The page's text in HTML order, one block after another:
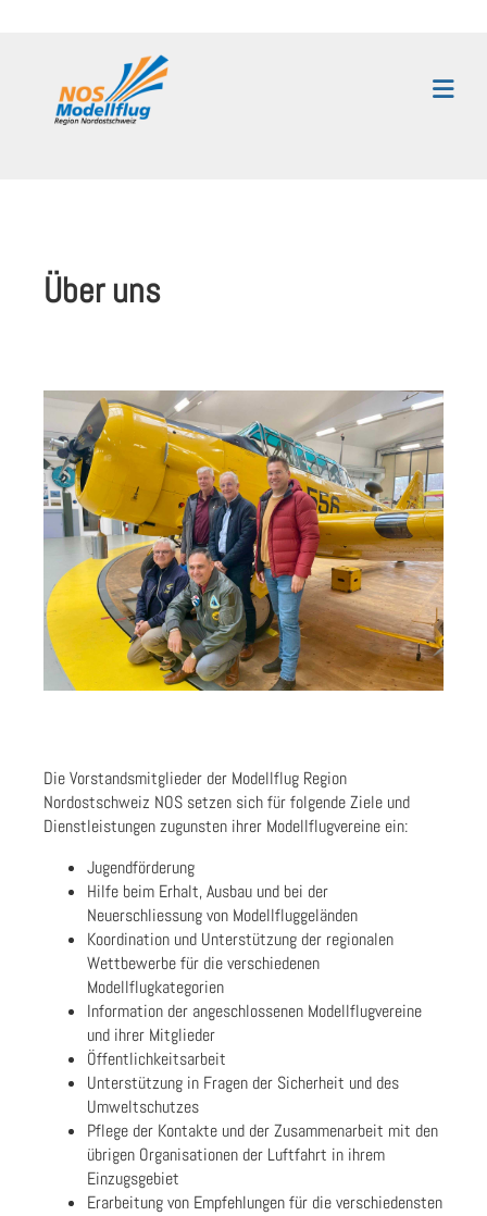
Über uns
Die Vorstandsmitglieder der Modellflug Region
Nordostschweiz NOS setzen sich für folgende Ziele und
Dienstleistungen zugunsten ihrer Modellflugvereine ein:
Jugendförderung
Hilfe beim Erhalt, Ausbau und bei der
Neuerschliessung von Modellfluggeländen
Koordination und Unterstützung der regionalen
Wettbewerbe für die verschiedenen
Modellflugkategorien
Information der angeschlossenen Modellflugvereine
und ihrer Mitglieder
Öffentlichkeitsarbeit
Unterstützung in Fragen der Sicherheit und des
Umweltschutzes
Pflege der Kontakte und der Zusammenarbeit mit den
übrigen Organisationen der Luftfahrt in ihrem
Einzugsgebiet
Erarbeitung von Empfehlungen für die verschiedensten